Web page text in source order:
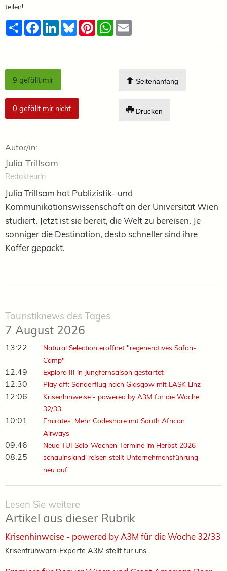
teilen!
TeilenFacebook
LinkedInBlueskyPinterestWhatsApp
9 gefällt mir
0 gefällt mir nicht
Seitenanfang
Drucken
Autor/in:
Julia Trillsam
Redakteurin
Julia Trillsam hat Publizistik- und
Kommunikationswissenschaft an der Universität Wien
studiert. Jetzt ist sie bereit, die Welt zu bereisen. Je
sonniger die Destination, desto schneller sind ihre
Koffer gepackt.
Touristiknews des Tages
7 August 2026
13:22
Natural Selection eröffnet "regeneratives Safari-
Camp"
12:49 Explora III in Jungfernsaison gestartet
12:30 Play off: Sonderflug nach Glasgow mit LASK Linz
12:06
Krisenhinweise - powered by A3M für die Woche
32/33
10:01
Emirates: Mehr Codeshare mit South African
Airways
09:46 Neue TUI Solo-Wochen-Termine im Herbst 2026
08:25
schauinsland-reisen stellt Unternehmensführung
neu auf
Lesen Sie weitere
Artikel aus dieser Rubrik
Krisenhinweise - powered by A3M für die Woche 32/33
Krisenfrühwarn-Experte A3M stellt für uns...